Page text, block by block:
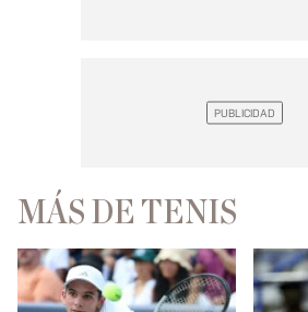
MÁS DE TENIS